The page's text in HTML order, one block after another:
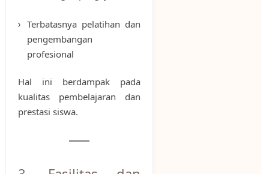
Terbatasnya pelatihan dan
pengembangan
profesional
Hal ini berdampak pada
kualitas pembelajaran dan
prestasi siswa.